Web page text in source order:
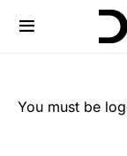
You must be